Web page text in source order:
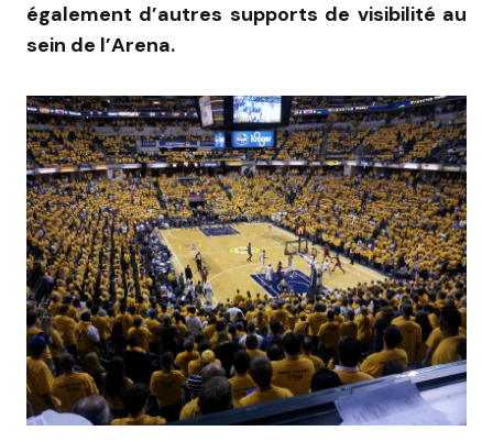
également d’autres supports de visibilité au
sein de l’Arena.